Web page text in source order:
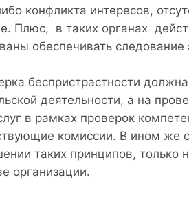
конфликта интересов,
Плюс, в таких органах
обеспечивать следование
беспристрастности
деятельности, а на
в рамках проверок
комиссии. В ином же
таких принципов, только
организации.